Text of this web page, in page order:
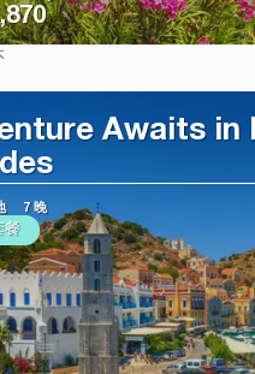
Awaits in
7 晚
餐